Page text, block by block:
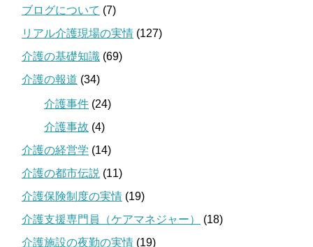
ブログについて (7)
リアル介護現場の実情 (127)
介護の基礎知識 (69)
介護の報道 (34)
介護事件 (24)
介護事故 (4)
介護の経営学 (14)
介護の都市伝説 (11)
介護保険制度の実情 (19)
介護支援専門員（ケアマネジャー）
(18)
介護施設の夜勤の実情 (19)